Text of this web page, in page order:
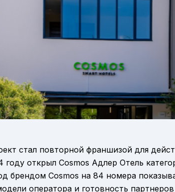
стал повторной франшизой для
году открыл Cosmos Адлер Отель
брендом Cosmos на 84 номера
оператора и готовность